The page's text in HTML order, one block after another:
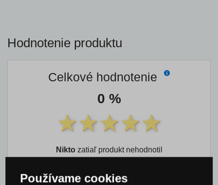
Hodnotenie produktu
Celkové hodnotenie
0 %
Nikto zatiaľ produkt nehodnotil
Používame cookies